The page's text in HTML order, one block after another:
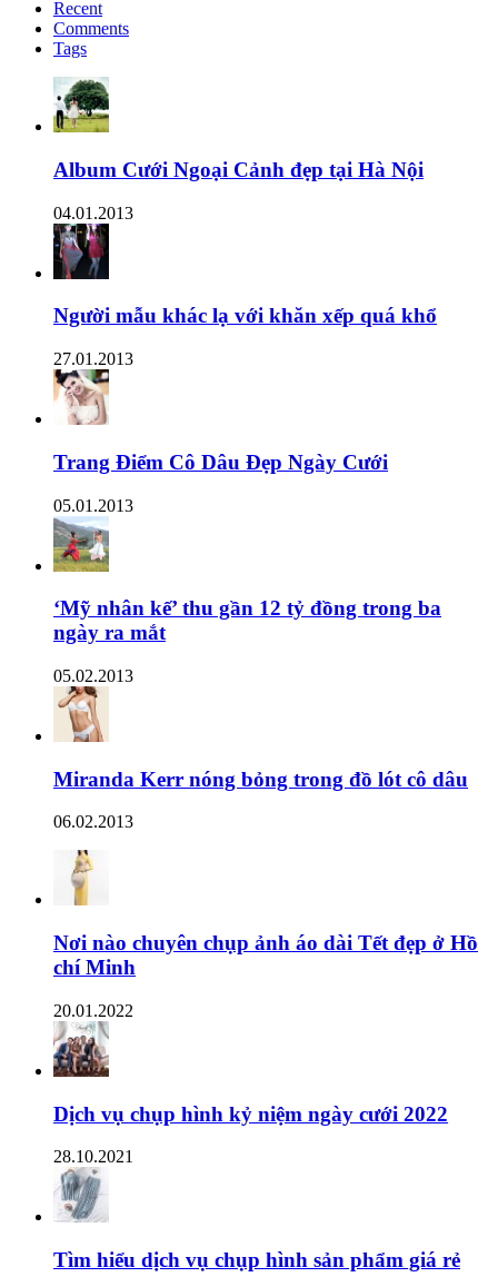
Recent
Comments
Tags
Album Cưới Ngoại Cảnh đẹp tại Hà Nội
04.01.2013
Người mẫu khác lạ với khăn xếp quá khổ
27.01.2013
Trang Điểm Cô Dâu Đẹp Ngày Cưới
05.01.2013
‘Mỹ nhân kế’ thu gần 12 tỷ đồng trong ba
ngày ra mắt
05.02.2013
Miranda Kerr nóng bỏng trong đồ lót cô dâu
06.02.2013
Nơi nào chuyên chụp ảnh áo dài Tết đẹp ở Hồ
chí Minh
20.01.2022
Dịch vụ chụp hình kỷ niệm ngày cưới 2022
28.10.2021
Tìm hiểu dịch vụ chụp hình sản phẩm giá rẻ